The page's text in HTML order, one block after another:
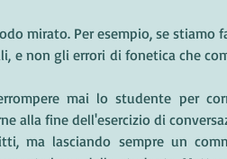
mirato. Per esempio, se stiamo
e non gli errori di fonetica che
mai lo studente per
alla fine dell'esercizio di
ma lasciando sempre un